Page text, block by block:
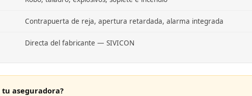
Contrapuerta de reja, apertura retardada, alarma integrada
Directa del fabricante — SIVICON
aseguradora?